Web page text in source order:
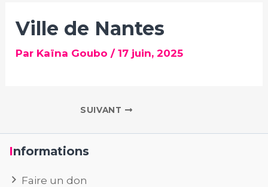
Ville de Nantes
Par Kaïna Goubo/17 juin, 2025
SUIVANT
Informations
Faire un don